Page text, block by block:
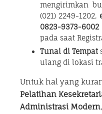
mengirimkan
(021) 2249-1202,
0823-9373-
pada saat
Tunai di Tempat
ulang di lokasi
Untuk hal yang
Pelatihan
Administrasi Modern